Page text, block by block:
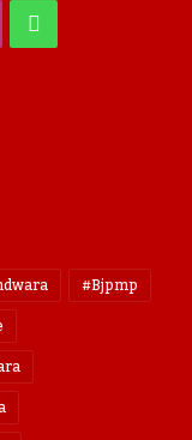
Instagram
#bjpmp